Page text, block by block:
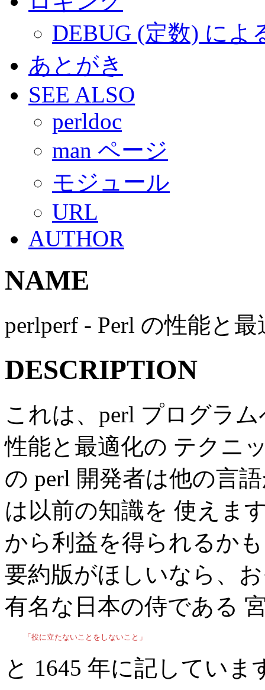
DEBUG (定数) によ
あとがき
SEE ALSO
perldoc
man ページ
モジュール
URL
AUTHOR
NAME
perlperf - Perl の性能と
DESCRIPTION
これは、perl プログラ
性能と最適化の テクニ
の perl 開発者は他の言
は以前の知識を 使えま
から利益を得られるか
要約版がほしいなら、
有名な日本の侍である
    「役に立たないことをしないこと」
と 1645 年に記していま